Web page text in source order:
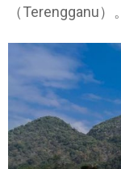
（Terengganu）。